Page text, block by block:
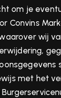
om je
Convins
wij
met het